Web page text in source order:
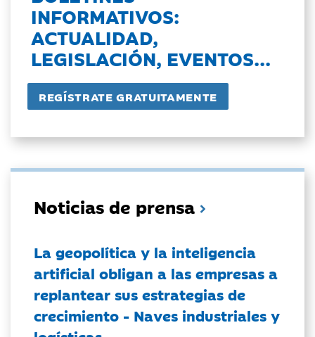
INFORMATIVOS:
ACTUALIDAD,
LEGISLACIÓN, EVENTOS...
Noticias de prensa
La geopolítica y la inteligencia
artificial obligan a las empresas a
replantear sus estrategias de
crecimiento - Naves industriales y